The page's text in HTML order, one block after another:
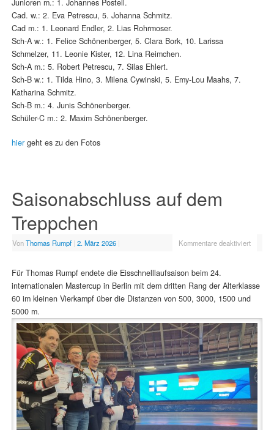
Junioren m.: 1. Johannes Postell.
Cad. w.: 2. Eva Petrescu, 5. Johanna Schmitz.
Cad m.: 1. Leonard Endler, 2. Lias Rohrmoser.
Sch-A w.: 1. Felice Schönenberger, 5. Clara Bork, 10. Larissa
Schmelzer, 11. Leonie Kister, 12. Lina Reimchen.
Sch-A m.: 5. Robert Petrescu, 7. Silas Ehlert.
Sch-B w.: 1. Tilda Hino, 3. Milena Cywinski, 5. Emy-Lou Maahs, 7.
Katharina Schmitz.
Sch-B m.: 4. Junis Schönenberger.
Schüler-C m.: 2. Maxim Schönenberger.
hiergeht es zu den Fotos
Saisonabschluss auf dem
Treppchen
VonThomas Rumpf | 2. März 2026 | Kommentare deaktiviert
Für Thomas Rumpf endete die Eisschnelllaufsaison beim 24.
internationalen Mastercup in Berlin mit dem dritten Rang der Alterklasse
60 im kleinen Vierkampf über die Distanzen von 500, 3000, 1500 und
5000 m.